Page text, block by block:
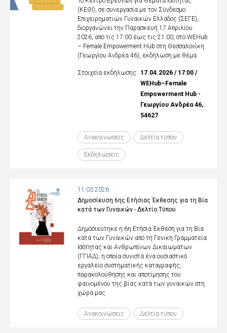
(ΚΕΘΙ), σε συνεργασία με τον Σύνδεσμο
Επιχειρηματιών Γυναικών Ελλάδος (ΣΕΓΕ),
διοργανώνει την Παρασκευή 17 Απριλίου
2026, από τις 17:00 έως τις 21:00, στο WEHub
– Female Empowerment Hub στη Θεσσαλονίκη
(Γεωργίου Ανδρέα 46), εκδήλωση με θέμα
Στοιχεία εκδήλωσης: 17.04.2026 / 17:00 /
WEHub–Female
Empowerment Hub -
Γεωργίου Ανδρέα 46,
54627
Ανακοινώσεις Δελτία τύπου
Εκδηλώσεις
11.03.2026
Δημοσίευση 6ης Ετήσιας Έκθεσης για τη Βία
κατά των Γυναικών - Δελτίο Τύπου
Δημοσιεύτηκε η 6η Ετήσια Έκθεση για τη Βία
κατά των Γυναικών από τη Γενική Γραμματεία
Ισότητας και Ανθρωπίνων Δικαιωμάτων
(ΓΓΙΑΔ), η οποία συνιστά ένα ουσιαστικό
εργαλείο συστηματικής καταγραφής,
παρακολούθησης και αποτίμησης του
φαινομένου της βίας κατά των γυναικών στη
χώρα μας
Ανακοινώσεις Δελτία τύπου